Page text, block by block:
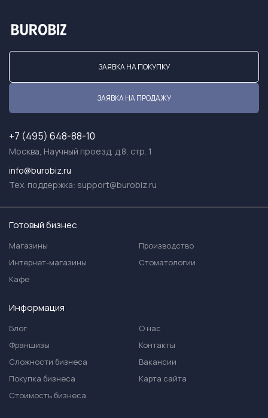
ЗАЯВКА НА ПОКУПКУ
ЗАЯВКА НА ПРОДАЖУ
+7 (495) 648-88-10
Москва, Научный проезд, д.8, стр. 1
info@burobiz.ru
Тех. поддержка: support@burobiz.ru
Готовый бизнес
Магазины
Интернет-магазины
Кафе
Производство
Стоматологии
Информация
Блог
Франшизы
Сложности бизнеса
Покупка бизнеса
Стоимость бизнеса
О нас
Контакты
Вакансии
Карта сайта